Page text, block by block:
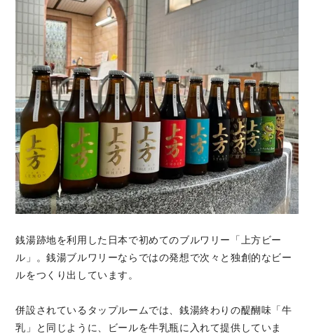
銭湯跡地を利用した日本で初めてのブルワリー「上方ビー
ル」。銭湯ブルワリーならではの発想で次々と独創的なビー
ルをつくり出しています。
併設されているタップルームでは、銭湯終わりの醍醐味「牛
乳」と同じように、ビールを牛乳瓶に入れて提供していま